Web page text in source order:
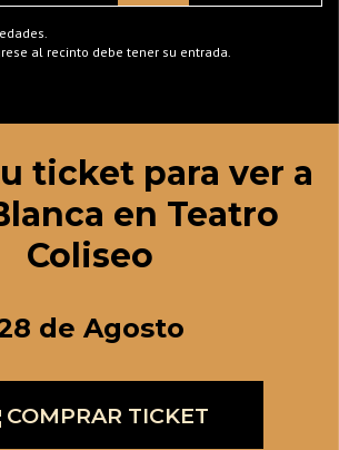
al recinto debe tener su entrada.
ticket para ver a
en Teatro
Coliseo
de Agosto
COMPRAR TICKET